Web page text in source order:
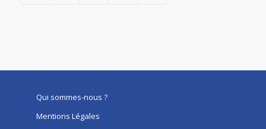
Qui sommes-nous ?
Mentions Légales